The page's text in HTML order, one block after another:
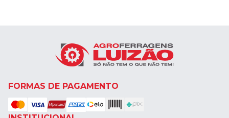
FORMAS DE PAGAMENTO